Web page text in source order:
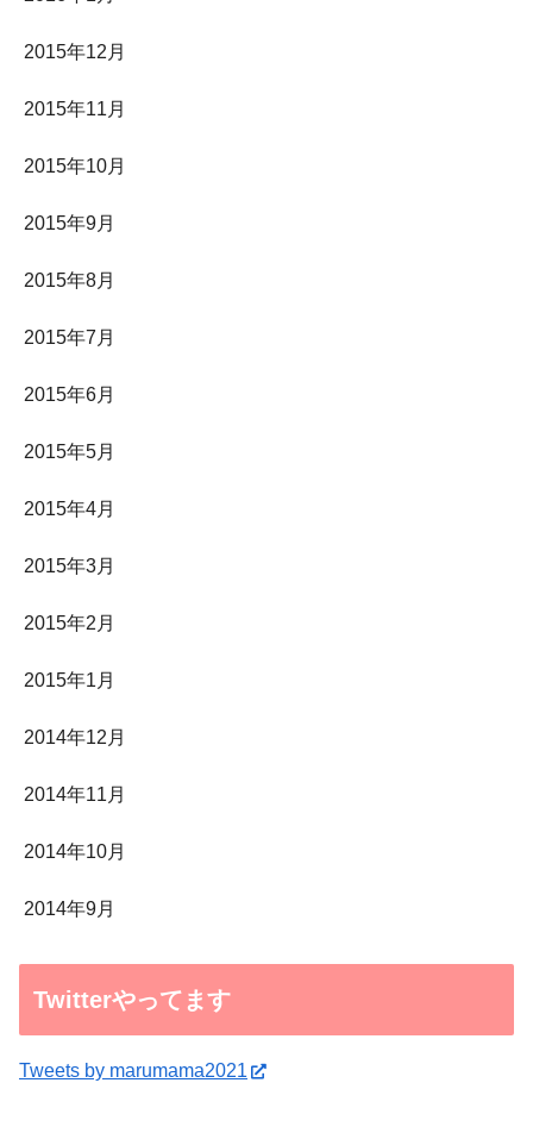
2015年12月
2015年11月
2015年10月
2015年9月
2015年8月
2015年7月
2015年6月
2015年5月
2015年4月
2015年3月
2015年2月
2015年1月
2014年12月
2014年11月
2014年10月
2014年9月
Twitterやってます
Tweets by marumama2021